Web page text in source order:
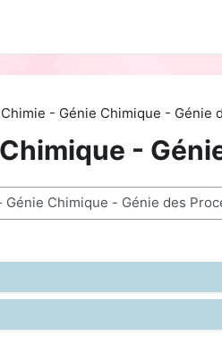
Chimie - Génie Chimique - Génie
-